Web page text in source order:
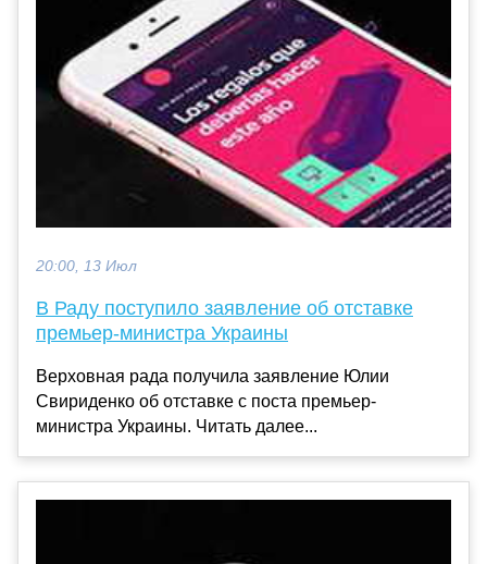
20:00, 13 Июл
В Раду поступило заявление об отставке
премьер-министра Украины
Верховная рада получила заявление Юлии
Свириденко об отставке с поста премьер-
министра Украины. Читать далее...